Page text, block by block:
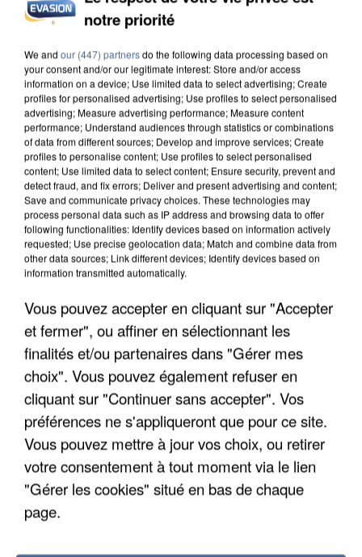
INCENDIES : L’ÎLE-DE-FRANCE LANCE UN ÉLAN
APRÈS TOUTES CES CANICULES, LES REFUGES
DE FAUNE SAUVAGE SONT...
notre priorité
We and our (447) partnersdo the following data processing based on
your consent and/or our legitimate interest: Store and/or access
information on a device; Use limited data to select advertising; Create
profiles for personalised advertising; Use profiles to select personalised
advertising; Measure advertising performance; Measure content
performance; Understand audiences through statistics or combinations
of data from different sources; Develop and improve services; Create
profiles to personalise content; Use profiles to select personalised
content; Use limited data to select content; Ensure security, prevent and
detect fraud, and fix errors; Deliver and present advertising and content;
Save and communicate privacy choices. These technologies may
process personal data such as IP address and browsing data to offer
following functionalities: Identify devices based on information actively
requested; Use precise geolocation data; Match and combine data from
other data sources; Link different devices; Identify devices based on
information transmitted automatically.
Vous pouvez accepter en cliquant sur "Accepter
et fermer", ou affiner en sélectionnant les
finalités et/ou partenaires dans "Gérer mes
choix". Vous pouvez également refuser en
cliquant sur "Continuer sans accepter". Vos
préférences ne s'appliqueront que pour ce site.
Vous pouvez mettre à jour vos choix, ou retirer
votre consentement à tout moment via le lien
"Gérer les cookies" situé en bas de chaque
page.